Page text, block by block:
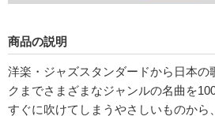
商品の説明
洋楽・ジャズスタンダードから日本の
クまでさまざまなジャンルの名曲を
すぐに吹けてしまうやさしいものから